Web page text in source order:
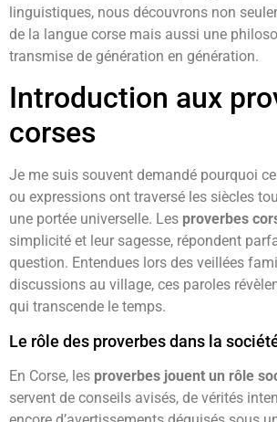
linguistiques, nous découvrons non
de la langue corse mais aussi une
transmise de génération en génération.
Introduction aux
corses
Je me suis souvent demandé pourquoi
ou expressions ont traversé les siècles
une portée universelle. Les proverbes
simplicité et leur sagesse, répondent
question. Entendues lors des veillées
discussions au village, ces paroles
qui transcende le temps.
Le rôle des proverbes dans la
En Corse, les proverbes jouent un rôle
servent de conseils avisés, de vérités